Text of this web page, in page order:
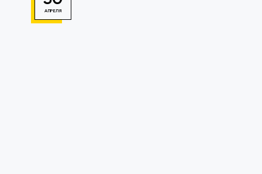
АПРЕЛЯ